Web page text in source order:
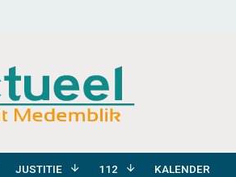
JUSTITIE 112 KALENDER